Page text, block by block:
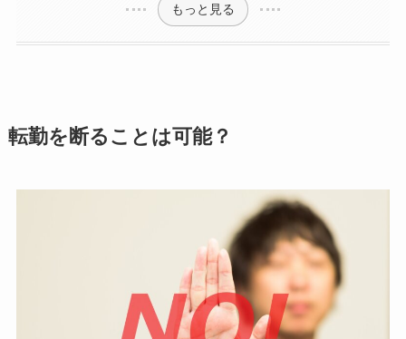
もっと見る
転勤を断ることは可能？